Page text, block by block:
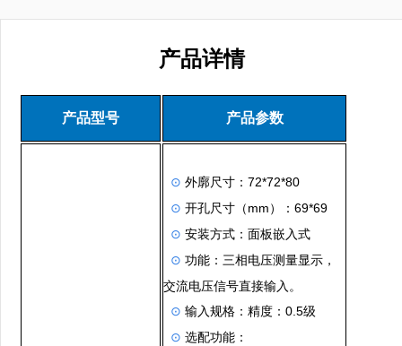
产品详情
产品型号 产品参数
⊙ 外廓尺寸：72*72*80
⊙ 开孔尺寸（mm）：69*69
⊙ 安装方式：面板嵌入式
⊙ 功能：三相电压测量显示，
交流电压信号直接输入。
⊙ 输入规格：精度：0.5级
⊙ 选配功能：